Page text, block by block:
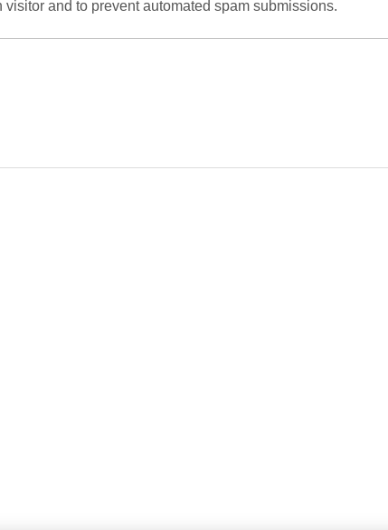
and to prevent automated spam submissions.